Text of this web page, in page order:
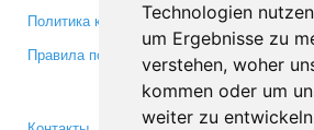
Technologien
um Ergebnisse zu
verstehen, woher
kommen oder um
weiter zu
Политика конфиденциальности
Правила пользования
Медиа